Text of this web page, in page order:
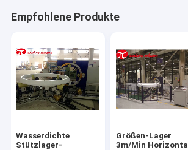
Empfohlene Produkte
Wasserdichte
Stützlager-
Größen-Lager
3m/Min Horizontal